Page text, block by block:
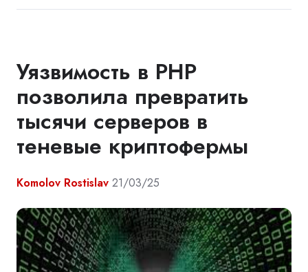
Уязвимость в PHP
позволила превратить
тысячи серверов в
теневые криптофермы
Komolov Rostislav 21/03/25